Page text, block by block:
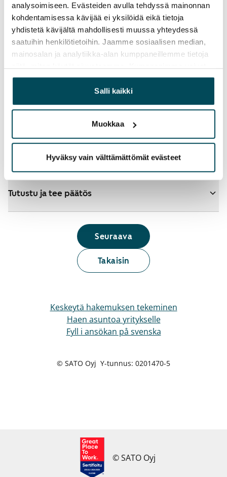
analysoimiseen. Evästeiden avulla tehdyssä mainonnan
kohdentamisessa kävijää ei yksilöidä eikä tietoja
yhdistetä kävijältä mahdollisesti muussa yhteydessä
saatuihin henkilötietoihin. Jaamme sosiaalisen median,
mainosalan ja analytiikka-alan kumppaneillemme tietoja
yhdistää näitä tietoja muihin tietoihin, joita olet antanut
heille tai joita on kerätty, kun olet käyttänyt heidän
palvelujaan.
Salli kaikki
Muokkaa
Hyväksy vain välttämättömät evästeet
Katso tarkemmat ohjeet
Lisää koteja hakemukselle
Tunnistaudu ja hae
Tutustu ja tee päätös
Takaisin
Seuraava
Keskeytä hakemuksen tekeminen
Haen asuntoa yritykselle
Fyll i ansökan på svenska
© SATO Oyj Y-tunnus: 0201470-5
JOULU 2024-2025
SUOMI
© SATO Oyj